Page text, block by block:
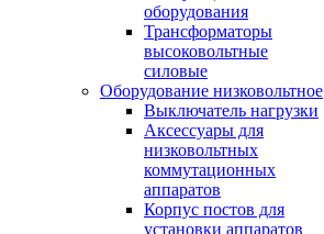
оборудования
Трансформаторы
высоковольтные
силовые
Оборудование низковольтное
Выключатель нагрузки
Аксессуары для
низковольтных
коммутационных
аппаратов
Корпус постов для
установки аппаратов